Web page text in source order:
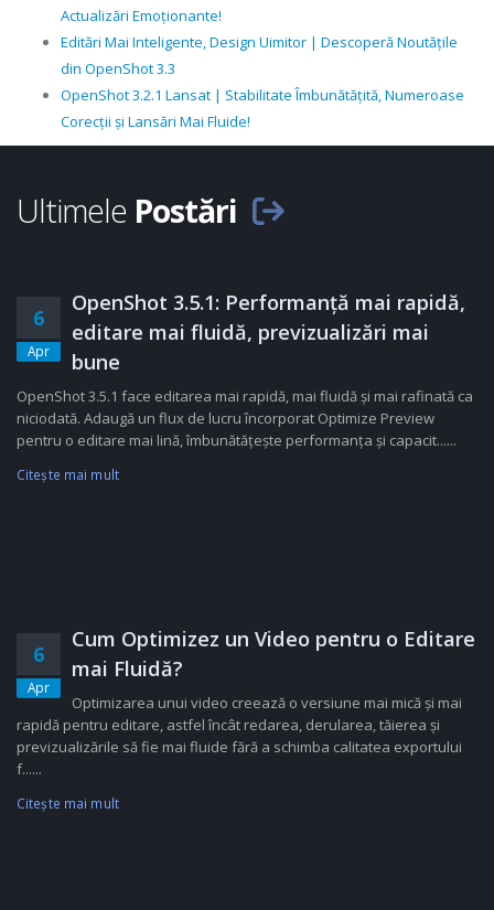
Actualizări Emoționante!
Editări Mai Inteligente, Design Uimitor | Descoperă Noutățile
din OpenShot 3.3
OpenShot 3.2.1 Lansat | Stabilitate Îmbunătățită, Numeroase
Corecții și Lansări Mai Fluide!
Ultimele Postări
6
Apr
OpenShot 3.5.1: Performanță mai rapidă,
editare mai fluidă, previzualizări mai
bune
OpenShot 3.5.1 face editarea mai rapidă, mai fluidă și mai rafinată ca
niciodată. Adaugă un flux de lucru încorporat Optimize Preview
pentru o editare mai lină, îmbunătățește performanța și capacit......
Citeşte mai mult
6
Apr
Cum Optimizez un Video pentru o Editare
mai Fluidă?
Optimizarea unui video creează o versiune mai mică și mai
rapidă pentru editare, astfel încât redarea, derularea, tăierea și
previzualizările să fie mai fluide fără a schimba calitatea exportului
f......
Citeşte mai mult